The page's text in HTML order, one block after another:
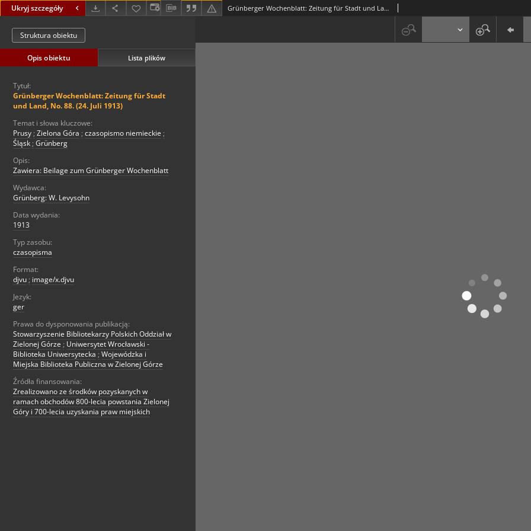
Ukryj szczegóły Grünberger Wochenblatt: Zeitung für Stadt und Land, No. 88. (24. Juli 1913)
Struktura obiektu
Opis obiektu Lista plików
Tytuł:
Grünberger Wochenblatt: Zeitung für Stadt
und Land, No. 88. (24. Juli 1913)
Temat i słowa kluczowe:
Prusy ; Zielona Góra ; czasopismo niemieckie ;
Śląsk ; Grünberg
Opis:
Zawiera: Beilage zum Grünberger Wochenblatt
Wydawca:
Grünberg: W. Levysohn
Data wydania:
1913
Typ zasobu:
czasopisma
Format:
djvu ; image/x.djvu
Jezyk:
ger
Prawa do dysponowania publikacją:
Stowarzyszenie Bibliotekarzy Polskich Oddział w
Zielonej Górze ; Uniwersytet Wrocławski -
Biblioteka Uniwersytecka ; Wojewódzka i
Miejska Biblioteka Publiczna w Zielonej Górze
Źródła finansowania:
Zrealizowano ze środków pozyskanych w
ramach obchodów 800-lecia powstania Zielonej
Góry i 700-lecia uzyskania praw miejskich